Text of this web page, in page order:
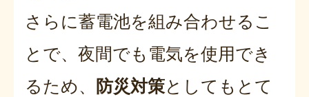
さらに蓄電池を組み合わせるこ
とで、夜間でも電気を使用でき
るため、
防災対策としてもとて